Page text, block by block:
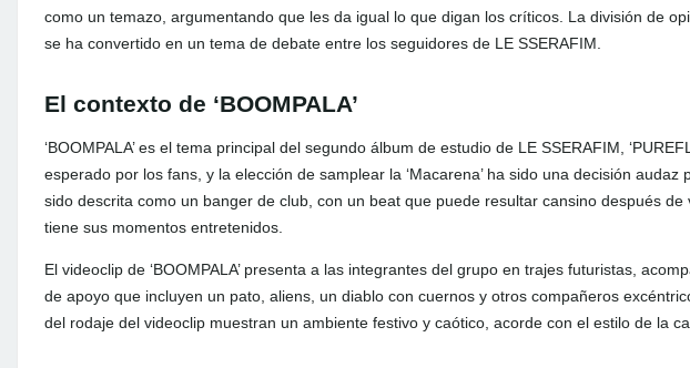
como un temazo, argumentando que les da igual lo que digan los críticos. La división de
se ha convertido en un tema de debate entre los seguidores de LE SSERAFIM.
El contexto de ‘BOOMPALA’
‘BOOMPALA’ es el tema principal del segundo álbum de estudio de LE SSERAFIM,
esperado por los fans, y la elección de samplear la ‘Macarena’ ha sido una decisión
sido descrita como un banger de club, con un beat que puede resultar cansino después
tiene sus momentos entretenidos.
El videoclip de ‘BOOMPALA’ presenta a las integrantes del grupo en trajes futuristas,
de apoyo que incluyen un pato, aliens, un diablo con cuernos y otros compañeros
del rodaje del videoclip muestran un ambiente festivo y caótico, acorde con el estilo de la